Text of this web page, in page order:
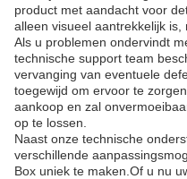
product met aandacht voor
alleen visueel aantrekkelijk is,
Als u problemen ondervindt
technische support team
vervanging van eventuele
toegewijd om ervoor te
aankoop en zal
op te lossen.
Naast onze technische
verschillende
Box uniek te maken.Of u nu